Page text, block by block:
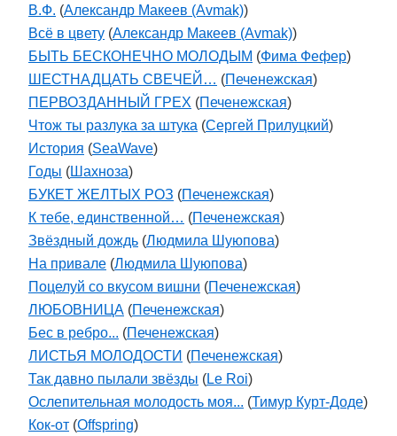
В.Ф. (Александр Макеев (Avmak))
Всё в цвету (Александр Макеев (Avmak))
БЫТЬ БЕСКОНЕЧНО МОЛОДЫМ (Фима Фефер)
ШЕСТНАДЦАТЬ СВЕЧЕЙ… (Печенежская)
ПЕРВОЗДАННЫЙ ГРЕХ (Печенежская)
Чтож ты разлука за штука (Сергей Прилуцкий)
История (SeaWave)
Годы (Шахноза)
БУКЕТ ЖЕЛТЫХ РОЗ (Печенежская)
К тебе, единственной… (Печенежская)
Звёздный дождь (Людмила Шуюпова)
На привале (Людмила Шуюпова)
Поцелуй со вкусом вишни (Печенежская)
ЛЮБОВНИЦА (Печенежская)
Бес в ребро... (Печенежская)
ЛИСТЬЯ МОЛОДОСТИ (Печенежская)
Так давно пылали звёзды (Le Roi)
Ослепительная молодость моя... (Тимур Курт-Доде)
Кок-от (Offspring)